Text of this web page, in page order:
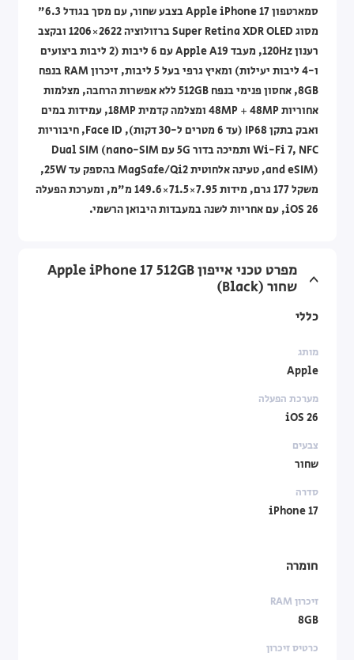
סמארטפון Apple iPhone 17 בצבע שחור, עם מסך בגודל 6.3"
מסוג Super Retina XDR OLED ברזולוציה 2622×1206 ובקצב
רענון 120Hz, מעבד Apple A19 עם 6 ליבות (2 ליבות ביצועים
ו-4 ליבות יעילות) ומאיץ גרפי בעל 5 ליבות, זיכרון RAM בנפח
8GB, אחסון פנימי בנפח 512GB ללא אפשרות הרחבה, מצלמות
אחוריות 48MP + 48MP ומצלמה קדמית 18MP, עמידות במים
ואבק בתקן IP68 (עד 6 מטרים ל-30 דקות), Face ID, חיבוריות
Wi-Fi 7, NFC ותמיכה בדור 5G עם Dual SIM (nano-SIM
and eSIM), טעינה אלחוטית MagSafe/Qi2 בהספק עד 25W,
משקל 177 גרם, מידות ‎149.6×71.5×7.95 מ"מ, ומערכת הפעלה
iOS 26, עם אחריות לשנה במעבדות היבואן הרשמי.
מפרט טכני אייפון Apple iPhone 17 ‎512GB
שחור (Black)
כללי
מותג
Apple
מערכת הפעלה
iOS 26
צבעים
שחור
סדרה
iPhone 17
חומרה
זיכרון RAM
8GB
כרטיס זיכרון